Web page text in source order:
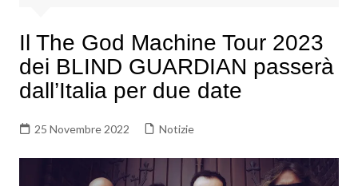
Il The God Machine Tour 2023
dei BLIND GUARDIAN passerà
dall’Italia per due date
25 Novembre 2022 Notizie